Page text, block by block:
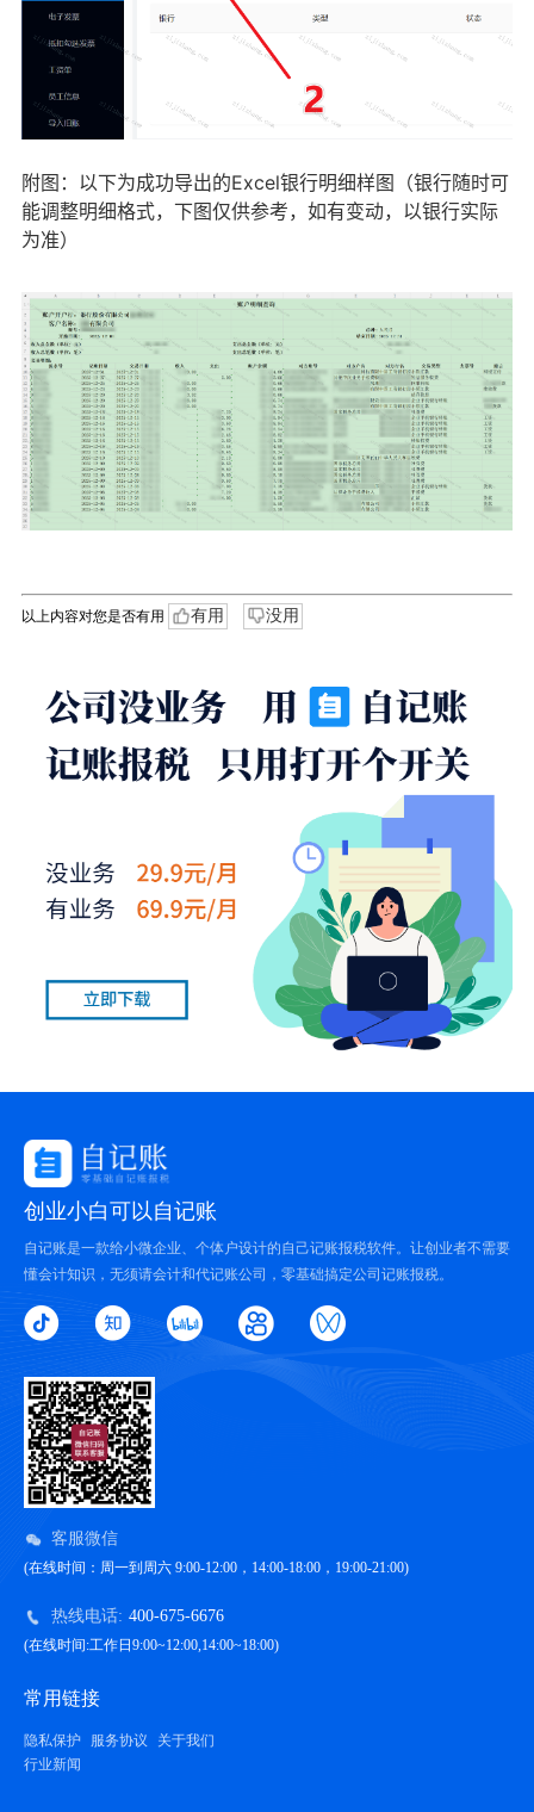
附图：以下为成功导出的Excel银行明细样图（银行随时可
能调整明细格式，下图仅供参考，如有变动，以银行实际
为准）
以上内容对您是否有用 有用 没用
创业小白可以自记账
自记账是一款给小微企业、个体户设计的自己记账报税软件。让创业者不需要
懂会计知识，无须请会计和代记账公司，零基础搞定公司记账报税。
客服微信
(在线时间：周一到周六 9:00-12:00，14:00-18:00，19:00-21:00)
热线电话: 400-675-6676
(在线时间:工作日9:00~12:00,14:00~18:00)
常用链接
隐私保护 服务协议
关于我们
行业新闻